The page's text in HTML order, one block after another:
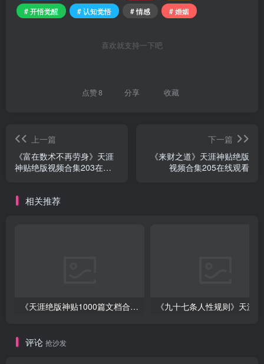
# 开悟觉醒
# 认知觉悟 # 情感 # 婚姻
喜欢就支持一下吧
点赞8 分享 收藏
上一篇
《富在数术不再劳身》天涯
神贴绝版视频合集203在线
下一篇
《来财之道》天涯神贴绝版
视频合集205在线观看
相关推荐
《天涯绝版神贴1000篇文档合集》深度挖掘神仙级资源下载
评论 抢沙发